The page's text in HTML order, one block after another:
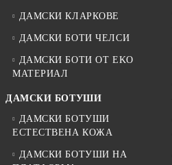
ДАМСКИ КЛАРКОВЕ
ДАМСКИ БОТИ ЧЕЛСИ
ДАМСКИ БОТИ ОТ EKO
МАТЕРИАЛ
ДАМСКИ БОТУШИ
ДАМСКИ БОТУШИ
ЕСТЕСТВЕНА КОЖА
ДАМСКИ БОТУШИ НА